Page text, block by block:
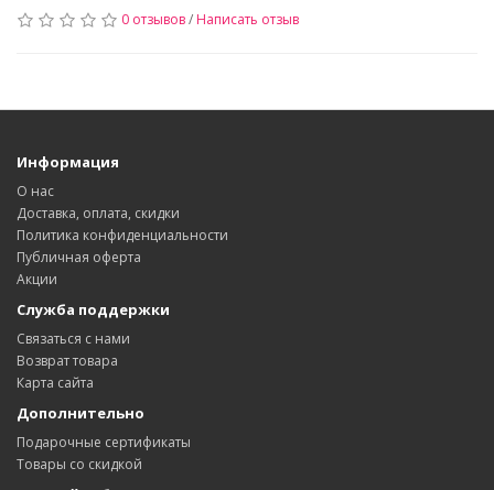
0 отзывов/ Написать отзыв
Информация
О нас
Доставка, оплата, скидки
Политика конфиденциальности
Публичная оферта
Акции
Служба поддержки
Связаться с нами
Возврат товара
Карта сайта
Дополнительно
Подарочные сертификаты
Товары со скидкой